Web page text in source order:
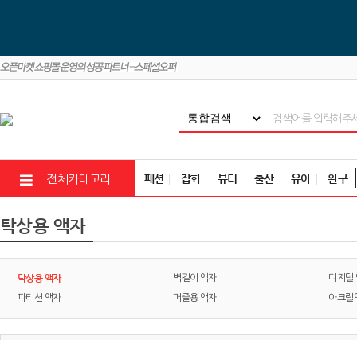
전체카테고리 패션 잡화 뷰티 출산 유아 완구
탁상용 액자
탁상용 액자 벽걸이 액자 디지털
파티션 액자 퍼즐용 액자 아크릴